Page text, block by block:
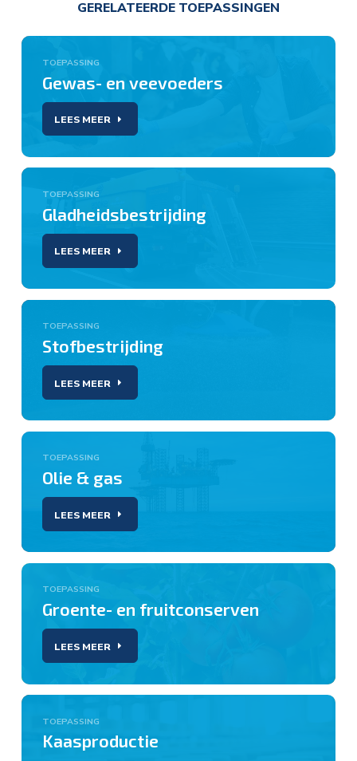
GERELATEERDE TOEPASSINGEN
Gewas- en veevoeders
TOEPASSING
LEES MEER
Gladheidsbestrijding
TOEPASSING
LEES MEER
Stofbestrijding
TOEPASSING
LEES MEER
Olie & gas
TOEPASSING
LEES MEER
Groente- en fruitconserven
TOEPASSING
LEES MEER
Kaasproductie
TOEPASSING